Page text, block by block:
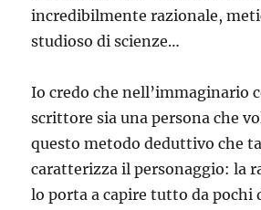
incredibilmente razionale,
studioso di scienze…
Io credo che nell’immaginario
scrittore sia una persona che
questo metodo deduttivo che
caratterizza il personaggio: la
lo porta a capire tutto da pochi